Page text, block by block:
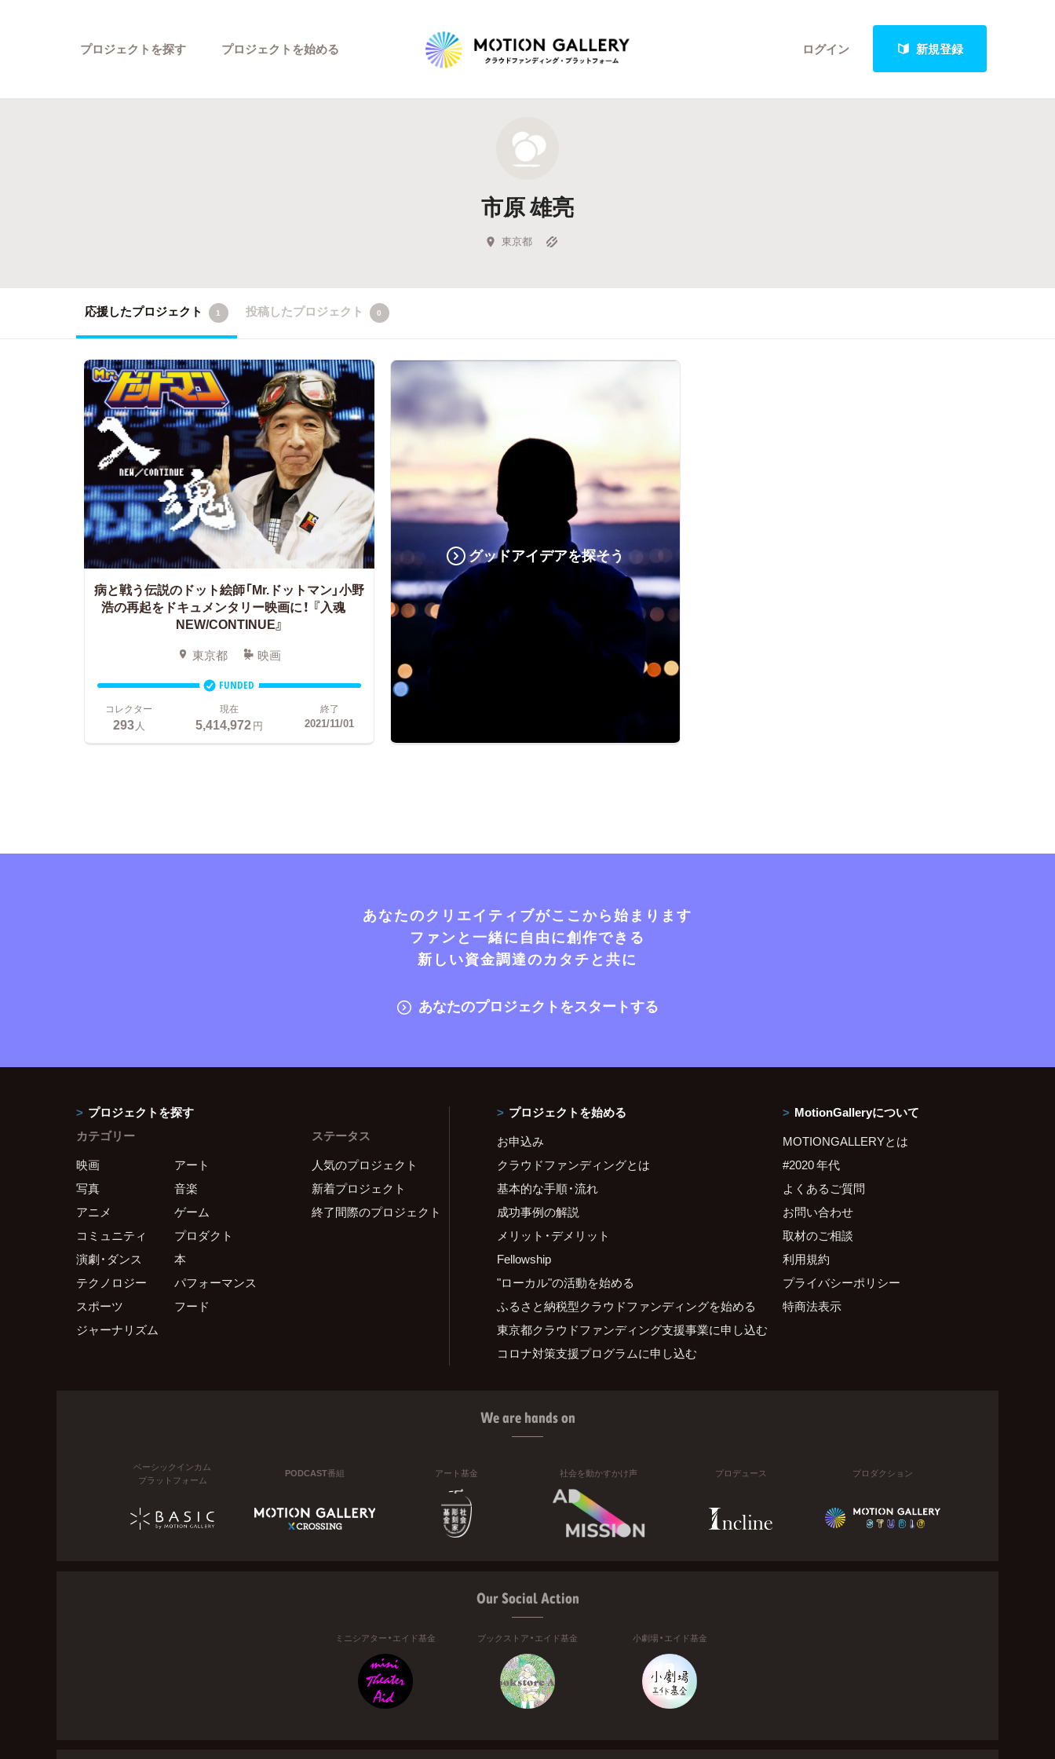
ログイン 新規登録
プロジェクトを探す
新着プロジェクト
Feature
キュレーターから探す
プロジェクトを始める
市原 雄亮
東京都
応援したプロジェクト 1 投稿したプロジェクト 0
病と戦う伝説のドット絵師「Mr.ドットマン」小野
浩の再起をドキュメンタリー映画に！ 『入魂
NEW/CONTINUE』
東京都 映画
FUNDED
コレクター
293人
現在
5,414,972円
終了
2021/11/01
グッドアイデアを探そう
あなたのクリエイティブがここから始まります
ファンと一緒に自由に創作できる
新しい資金調達のカタチと共に
あなたのプロジェクトをスタートする
プロジェクトを探す
カテゴリー
映画
アート
写真
音楽
アニメ
ゲーム
コミュニティ
プロダクト
演劇・ダンス
本
テクノロジー
パフォーマンス
スポーツ
フード
ジャーナリズム
ステータス
人気のプロジェクト
新着プロジェクト
終了間際のプロジェクト
プロジェクトを始める
お申込み
クラウドファンディングとは
基本的な手順・流れ
成功事例の解説
メリット・デメリット
Fellowship
"ローカル"の活動を始める
ふるさと納税型クラウドファンディングを始める
東京都クラウドファンディング支援事業に申し込む
コロナ対策支援プログラムに申し込む
MotionGalleryについて
MOTIONGALLERYとは
#2020 年代
よくあるご質問
お問い合わせ
取材のご相談
利用規約
プライバシーポリシー
特商法表示
We are hands on
ベーシックインカム
プラットフォーム
PODCAST番組 アート基金 社会を動かすかけ声 プロデュース プロダクション
Our Social Action
ミニシアター・エイド基金 ブックストア・エイド基金 小劇場・エイド基金